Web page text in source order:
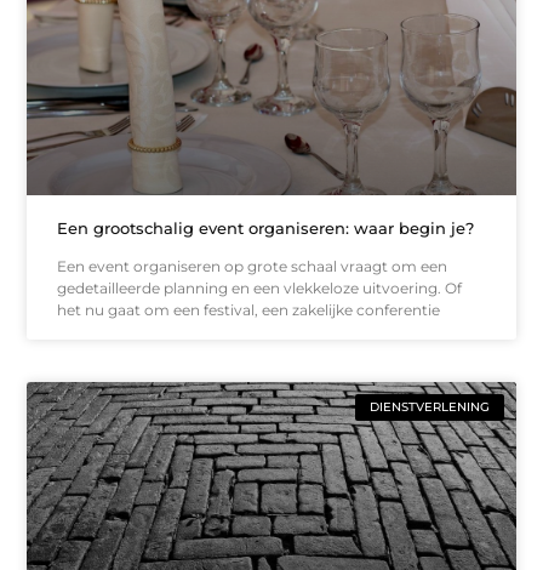
Een grootschalig event organiseren: waar begin je?
Een event organiseren op grote schaal vraagt om een
gedetailleerde planning en een vlekkeloze uitvoering. Of
het nu gaat om een festival, een zakelijke conferentie
DIENSTVERLENING